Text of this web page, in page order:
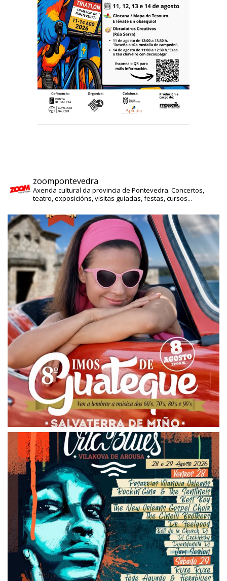
zoompontevedra
Axenda cultural da provincia de Pontevedra. Concertos,
teatro, exposicións, visitas guiadas, festas, cursos...